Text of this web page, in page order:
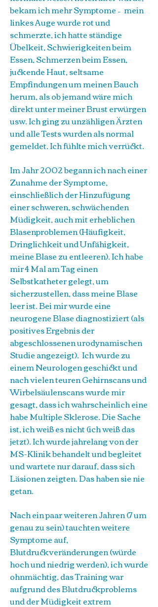
bekam ich mehr Symptome – mein
linkes Auge wurde rot und
schmerzte, ich hatte ständige
Übelkeit, Schwierigkeiten beim
Essen, Schmerzen beim Essen,
juckende Haut, seltsame
Empfindungen um meinen Bauch
herum, als ob jemand wäre mich
direkt unter meiner Brust erwürgen
usw. Ich ging zu unzähligen Ärzten
und alle Tests wurden als normal
gemeldet. Ich fühlte mich verrückt.
Im Jahr 2002 begann ich nach einer
Zunahme der Symptome,
einschließlich der Hinzufügung
einer schweren, schwächenden
Müdigkeit, auch mit erheblichen
Blasenproblemen (Häufigkeit,
Dringlichkeit und Unfähigkeit,
meine Blase zu entleeren). Ich habe
mir 4 Mal am Tag einen
Selbstkatheter gelegt, um
sicherzustellen, dass meine Blase
leer ist. Bei mir wurde eine
neurogene Blase diagnostiziert (als
positives Ergebnis der
abgeschlossenen urodynamischen
Studie angezeigt). Ich wurde zu
einem Neurologen geschickt und
nach vielen teuren Gehirnscans und
Wirbelsäulenscans wurde mir
gesagt, dass ich wahrscheinlich eine
habe Multiple Sklerose. Die Sache
ist, ich weiß es nicht (ich weiß das
jetzt). Ich wurde jahrelang von der
MS-Klinik behandelt und begleitet
und wartete nur darauf, dass sich
Läsionen zeigten. Das haben sie nie
getan.
Nach ein paar weiteren Jahren (7 um
genau zu sein) tauchten weitere
Symptome auf,
Blutdruckveränderungen (würde
hoch und niedrig werden), ich wurde
ohnmächtig, das Training war
aufgrund des Blutdruckproblems
und der Müdigkeit extrem